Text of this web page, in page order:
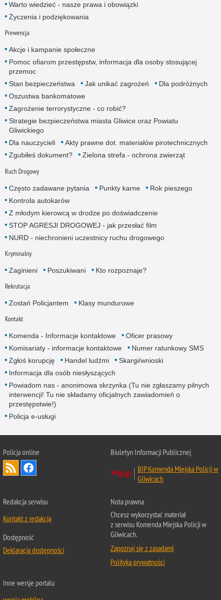
Warto wiedzieć - nasze prawa i obowiązki
Życzenia i podziękowania
Prewencja
Akcje i kampanie społeczne
Pomoc ofiarom przestępstw, informacja dla osoby stosującej
przemoc
Stan bezpieczeństwa
Jak unikać zagrożeń
Dla podróżnych
Oszustwa bankomatowe
Zagrożenie terrorystyczne - co robić?
Strategie bezpieczeństwa miasta Gliwice oraz Powiatu
Gliwickiego
Dla nauczycieli
Akty prawne dot. materiałów pirotechnicznych
Zgubiłeś dokument?
Zielona strefa - ochrona zwierząt
Ruch Drogowy
Często zadawane pytania Punkty karne
Rok pieszego
Kontrola autokarów
Z młodym kierowcą w drodze po doświadczenie
STOP AGRESJI DROGOWEJ - jak przesłać film
NURD - niechronieni uczestnicy ruchu drogowego
Kryminalny
Zaginieni Poszukiwani Kto rozpoznaje?
Rekrutacja
Zostań Policjantem Klasy mundurowe
Kontakt
Komenda - Informacje kontaktowe
Oficer prasowy
Komisariaty - informacje kontaktowe
Numer ratunkowy SMS
Zgłoś korupcję
Handel ludźmi
Skargi/wnioski
Informacja dla osób niesłyszących
Powiadom nas - anonimowa skrzynka (Tu nie zgłaszamy pilnych
interwencji! Tu nie składamy oficjalnych zawiadomień o
przestępstwie!)
Policja e-usługi
Policja online
Biuletyn Informacji Publicznej
BIP Komenda Miejska Policji w
Gliwicach
Redakcja serwisu
Kontakt z redakcją
Dostępność
Deklaracja dostępności
Nota prawna
Chcesz wykorzystać materiał
z serwisu Komenda Miejska Policji w
Gliwicach.
Zapoznaj się z zasadami
Polityka prywatności
Inne wersje portalu